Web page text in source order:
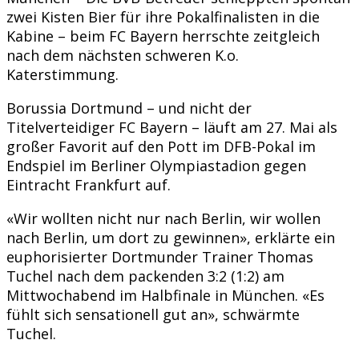
zwei Kisten Bier für ihre Pokalfinalisten in die
Kabine – beim FC Bayern herrschte zeitgleich
nach dem nächsten schweren K.o.
Katerstimmung.
Borussia Dortmund – und nicht der
Titelverteidiger FC Bayern – läuft am 27. Mai als
großer Favorit auf den Pott im DFB-Pokal im
Endspiel im Berliner Olympiastadion gegen
Eintracht Frankfurt auf.
«Wir wollten nicht nur nach Berlin, wir wollen
nach Berlin, um dort zu gewinnen», erklärte ein
euphorisierter Dortmunder Trainer Thomas
Tuchel nach dem packenden 3:2 (1:2) am
Mittwochabend im Halbfinale in München. «Es
fühlt sich sensationell gut an», schwärmte
Tuchel.